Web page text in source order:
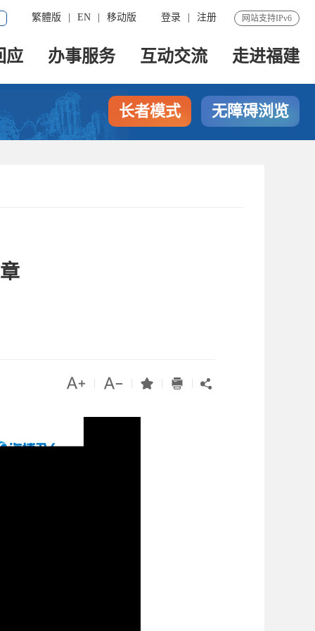
网站支持IPv6
登录 注册
繁體版 EN 移动版
应 办事服务 互动交流 走进福建
长者模式 无障碍浏览
    